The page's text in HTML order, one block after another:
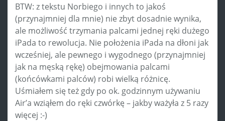
BTW: z tekstu Norbiego i innych to jakoś
(przynajmniej dla mnie) nie zbyt dosadnie wynika,
ale możliwość trzymania palcami jednej ręki dużego
iPada to rewolucja. Nie położenia iPada na dłoni jak
wcześniej, ale pewnego i wygodnego (przynajmniej
jak na męską rękę) obejmowania palcami
(końcówkami palców) robi wielką różnicę.
Uśmiałem się też gdy po ok. godzinnym używaniu
Air’a wziąłem do ręki czwórkę – jakby ważyła z 5 razy
więcej :-)